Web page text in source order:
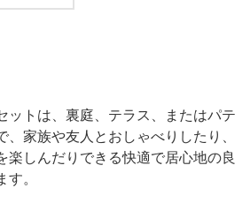
ットは、裏庭、テラス、またはパテ
、家族や友人とおしゃべりしたり、
楽しんだりできる快適で居心地の良
。